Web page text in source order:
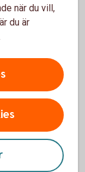
fall
Banken
behöver
för dig som
att inte
är det
du har för ett
när du vill,
du är